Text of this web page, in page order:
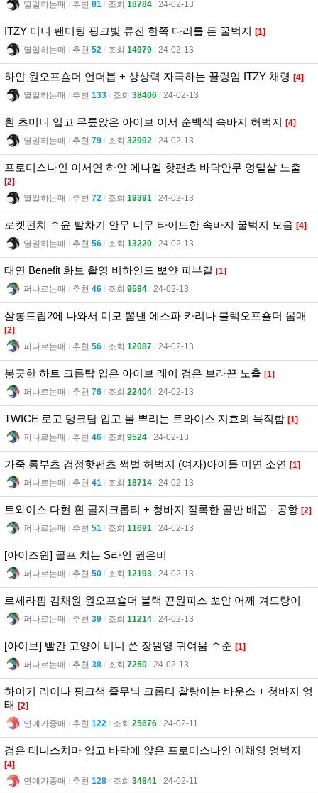
열일하는매 l 추천 81 l 조회 18784 l 24-02-13
ITZY 미니 팬미팅 핑크빛 류진 한쪽 다리를 든 꿀벅지 [1]
열일하는매 l 추천 52 l 조회 14979 l 24-02-13
하얀 원오프숄더 언더붑 + 상상력 자극하는 꿀렁임 ITZY 채령 [4]
열일하는매 l 추천 133 l 조회 38406 l 24-02-13
흰 초미니 입고 무릎앉은 아이브 이서 순백색 속바지 허벅지 [4]
열일하는매 l 추천 79 l 조회 32992 l 24-02-13
프로미스나인 이서연 하얀 에나멜 핫팬츠 바닥안무 엉밑살 노출
[2]
열일하는매 l 추천 72 l 조회 19391 l 24-02-13
로켓펀치 수윤 발차기 안무 너무 타이트한 속바지 꿀벅지 모음 [4]
열일하는매 l 추천 56 l 조회 13220 l 24-02-13
태연 Benefit 화보 촬영 비하인드 뽀얀 피부결 [1]
퍼나르는매 l 추천 46 l 조회 9584 l 24-02-13
살롱드립2에 나와서 미모 뽐낸 에스파 카리나 블랙오프숄더 몸매
[2]
퍼나르는매 l 추천 56 l 조회 12087 l 24-02-13
봉긋한 하트 크롭탑 입은 아이브 레이 검은 브라끈 노출 [1]
퍼나르는매 l 추천 76 l 조회 22404 l 24-02-13
TWICE 로고 탱크탑 입고 물 뿌리는 트와이스 지효의 묵직함 [1]
퍼나르는매 l 추천 46 l 조회 9524 l 24-02-13
가죽 롱부츠 검정핫팬츠 쩍벌 허벅지 (여자)아이들 미연 소연 [1]
퍼나르는매 l 추천 41 l 조회 18714 l 24-02-13
트와이스 다현 흰 골지크롭티 + 청바지 잘록한 골반 배꼽 - 공항 [2]
퍼나르는매 l 추천 51 l 조회 11691 l 24-02-13
[아이즈원] 골프 치는 S라인 권은비
퍼나르는매 l 추천 50 l 조회 12193 l 24-02-13
르세라핌 김채원 원오프숄더 블랙 끈원피스 뽀얀 어깨 겨드랑이
퍼나르는매 l 추천 39 l 조회 11214 l 24-02-13
[아이브] 빨간 고양이 비니 쓴 장원영 귀여움 수준 [1]
퍼나르는매 l 추천 38 l 조회 7250 l 24-02-13
하이키 리이나 핑크색 줄무늬 크롭티 찰랑이는 바운스 + 청바지 엉
태 [2]
연예가중매 l 추천 122 l 조회 25676 l 24-02-11
검은 테니스치마 입고 바닥에 앉은 프로미스나인 이채영 엉벅지
[4]
연예가중매 l 추천 128 l 조회 34841 l 24-02-11